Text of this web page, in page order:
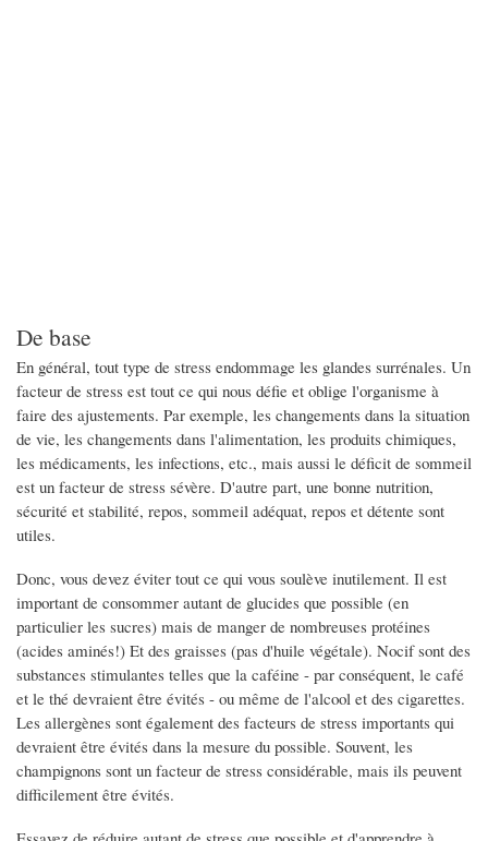
De base
En général, tout type de stress endommage les glandes surrénales. Un
facteur de stress est tout ce qui nous défie et oblige l'organisme à
faire des ajustements. Par exemple, les changements dans la situation
de vie, les changements dans l'alimentation, les produits chimiques,
les médicaments, les infections, etc., mais aussi le déficit de sommeil
est un facteur de stress sévère. D'autre part, une bonne nutrition,
sécurité et stabilité, repos, sommeil adéquat, repos et détente sont
utiles.
Donc, vous devez éviter tout ce qui vous soulève inutilement. Il est
important de consommer autant de glucides que possible (en
particulier les sucres) mais de manger de nombreuses protéines
(acides aminés!) Et des graisses (pas d'huile végétale). Nocif sont des
substances stimulantes telles que la caféine - par conséquent, le café
et le thé devraient être évités - ou même de l'alcool et des cigarettes.
Les allergènes sont également des facteurs de stress importants qui
devraient être évités dans la mesure du possible. Souvent, les
champignons sont un facteur de stress considérable, mais ils peuvent
difficilement être évités.